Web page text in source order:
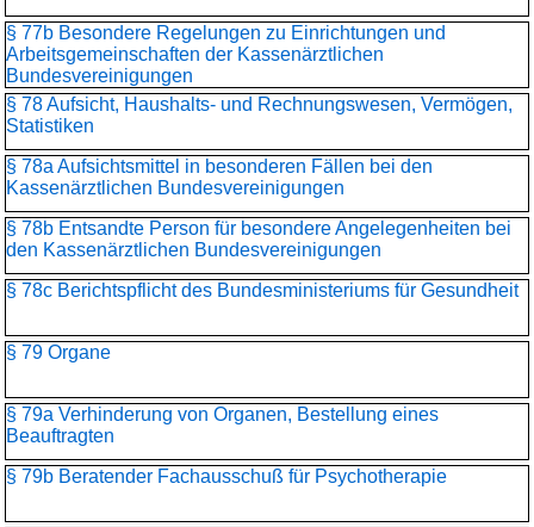
§ 77b Besondere Regelungen zu Einrichtungen und
Arbeitsgemeinschaften der Kassenärztlichen
Bundesvereinigungen
§ 78 Aufsicht, Haushalts- und Rechnungswesen, Vermögen,
Statistiken
§ 78a Aufsichtsmittel in besonderen Fällen bei den
Kassenärztlichen Bundesvereinigungen
§ 78b Entsandte Person für besondere Angelegenheiten bei
den Kassenärztlichen Bundesvereinigungen
§ 78c Berichtspflicht des Bundesministeriums für Gesundheit
§ 79 Organe
§ 79a Verhinderung von Organen, Bestellung eines
Beauftragten
§ 79b Beratender Fachausschuß für Psychotherapie